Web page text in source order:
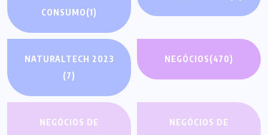
CONSUMO(1)
NATURALTECH 2023
(7)
NEGÓCIOS(470)
NEGÓCIOS DE
NEGÓCIOS DE